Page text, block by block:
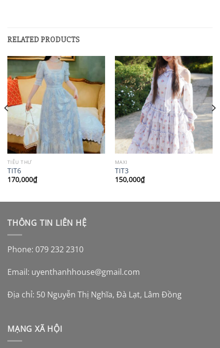
RELATED PRODUCTS
TIỂU THƯ
TIT6
170,000₫
MAXI
TIT3
150,000₫
THÔNG TIN LIÊN HỆ
Phone: 079 232 2310
Email: uyenthanhhouse@gmail.com
Địa chỉ: 50 Nguyễn Thị Nghĩa, Đà Lạt, Lâm Đồng
MẠNG XÃ HỘI